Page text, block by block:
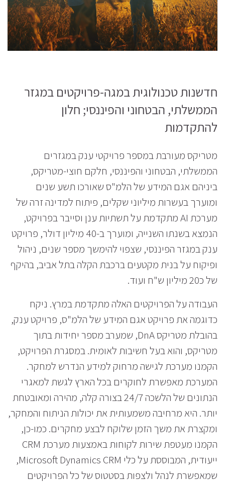
חדשנות טכנולוגית במגה-פרויקטים במגזר
הממשלתי, הבטחוני והפיננסי; חלון
להתקדמות
מטריקס מעורבת במספר פרויקטי ענק במגזרים
הממשלתי, הבטחוני והפיננסי, חלקם חוצי-מטריקס,
ביניהם אגם המידע של הלמ"ס שאורכו תשע שנים
ומוערך בעשרות מיליוני שקלים, פיתוח למדינה זרה של
מערכת AI מתקדמת על תשתיות ענן וסייבר בפרויקט,
הנמצא בשנתו השנייה, ומוערך ב-40 מיליון דולר, פרויקט
ענק במגזר הפיננסי, שצפוי להימשך מספר שנים, ניהול
ופיקוח על בנית מקטעים ברכבת הקלה בתל אביב, בהיקף
של כ20 מיליון ש"ח ועוד.
העבודה על הפרויקטים האלה מתקדמת במרץ. ניקח
כדוגמה את פרויקט אגם המידע של הלמ"ס, פרויקט ענק,
בהובלת מטריקס DnA, שמערב מספר יחידות בתוך
מטריקס, והוא בעל חשיבות לאומית. במסגרת הפרויקט,
הקמנו מערכת לגישה מרחוק למידע הנדרש למחקר.
המערכת מאפשרת לחוקרים בכל הארץ לגשת למאגרי
הנתונים של הלשכה 24/7 בצורה קלה, מהירה ומאובטחת
יותר. היא מרחיבה משמעותית את יכולות הניתוח והמחקר,
ומקצרת את משך הזמן שלוקח לבצע מחקרים. כמו-כן,
הקמנו מעטפת שירות לקוחות באמצעות מערכת CRM
ייעודית, המבוססת על כלי Microsoft Dynamics CRM,
שמאפשרת לנהל ולצפות בסטטוס של כל הפרויקטים